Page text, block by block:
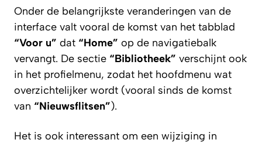
Onder de belangrijkste veranderingen van de
interface valt vooral de komst van het tabblad
“Voor u” dat “Home” op de navigatiebalk
vervangt. De sectie “Bibliotheek” verschijnt ook
in het profielmenu, zodat het hoofdmenu wat
overzichtelijker wordt (vooral sinds de komst
van “Nieuwsflitsen”).
Het is ook interessant om een wijziging in